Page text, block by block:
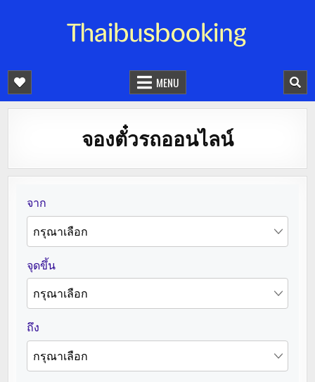
จองตั๋วรถออนไลน์ 24 ชั่วโมง
MENU
จองตั๋วรถออนไลน์